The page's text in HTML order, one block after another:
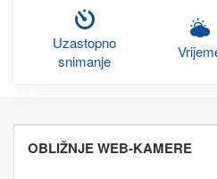
Uzastopno
snimanje
OBLIŽNJE WEB-KAMERE